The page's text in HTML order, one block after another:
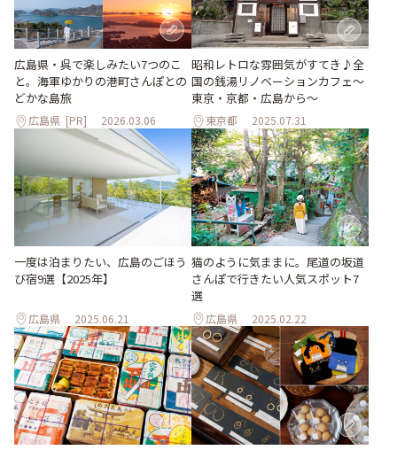
広島県・呉で楽しみたい7つのこ
と。海軍ゆかりの港町さんぽとの
どかな島旅
広島県 [PR] 2026.03.06
昭和レトロな雰囲気がすてき♪全
国の銭湯リノベーションカフェ〜
東京・京都・広島から〜
東京都 2025.07.31
一度は泊まりたい、広島のごほう
び宿9選【2025年】
広島県 2025.06.21
猫のように気ままに。尾道の坂道
さんぽで行きたい人気スポット7
選
広島県 2025.02.22